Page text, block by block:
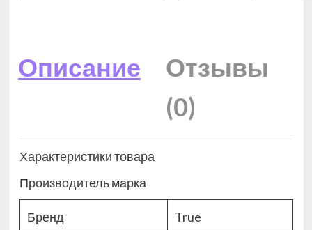
Описание
Отзывы
(0)
Характеристики товара
Производитель марка
Бренд True